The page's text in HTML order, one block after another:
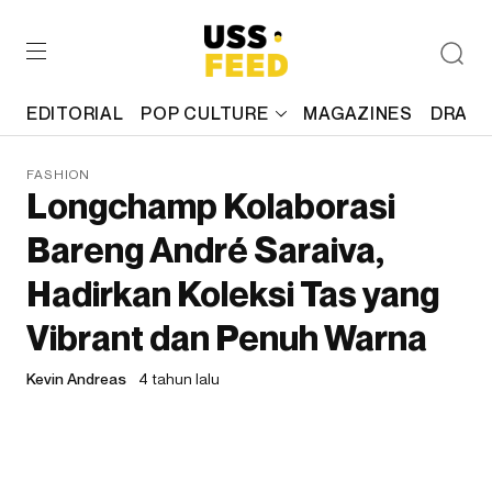
EDITORIAL POP CULTURE MAGAZINES
FASHION
Longchamp Kolaborasi
Bareng André Saraiva,
Hadirkan Koleksi Tas yang
Vibrant dan Penuh Warna
Kevin Andreas 4 tahun lalu